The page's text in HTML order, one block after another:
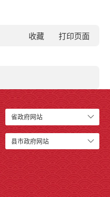
收藏
省政府网站
县市政府网站